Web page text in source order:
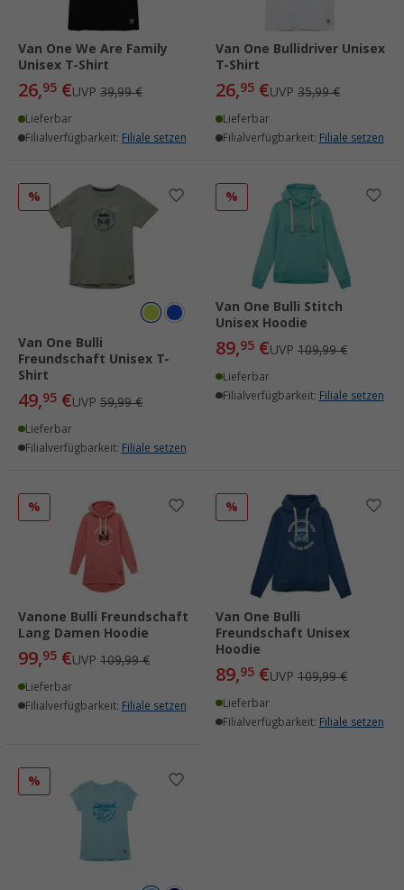
Van One We Are Family
Unisex T-Shirt
26,95 €UVP 39,99 €
Lieferbar
Filialverfügbarkeit: Filiale setzen
Van One Bullidriver Unisex
T-Shirt
26,95 €UVP 35,99 €
Lieferbar
Filialverfügbarkeit: Filiale setzen
%
Van One Bulli
Freundschaft Unisex T-
Shirt
49,95 €UVP 59,99 €
Lieferbar
Filialverfügbarkeit: Filiale setzen
%
Van One Bulli Stitch
Unisex Hoodie
89,95 €UVP 109,99 €
Lieferbar
Filialverfügbarkeit: Filiale setzen
%
Vanone Bulli Freundschaft
Lang Damen Hoodie
99,95 €UVP 109,99 €
Lieferbar
Filialverfügbarkeit: Filiale setzen
%
Van One Bulli
Freundschaft Unisex
Hoodie
89,95 €UVP 109,99 €
Lieferbar
Filialverfügbarkeit: Filiale setzen
%